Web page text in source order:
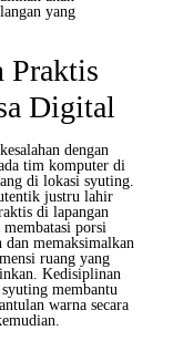
yang
Praktis
Digital
dengan
tim komputer di
di lokasi syuting.
justru lahir
di lapangan
porsi
dan memaksimalkan
ruang yang
Kedisiplinan
membantu
warna secara